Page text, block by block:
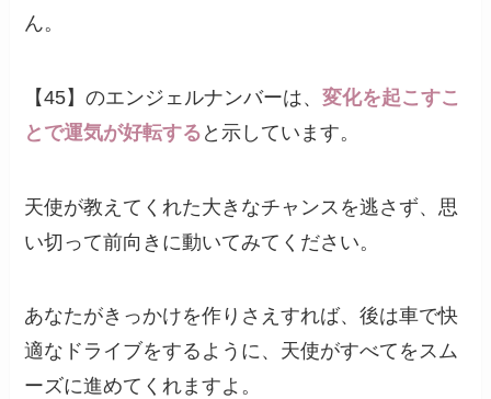
ん。
【45】のエンジェルナンバーは、変化を起こすこ
とで運気が好転する と示しています。
天使が教えてくれた大きなチャンスを逃さず、思
い切って前向きに動いてみてください。
あなたがきっかけを作りさえすれば、後は車で快
適なドライブをするように、天使がすべてをスム
ーズに進めてくれますよ。